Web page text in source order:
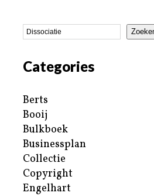
Categories
Berts
Booij
Bulkboek
Businessplan
Collectie
Copyright
Engelhart